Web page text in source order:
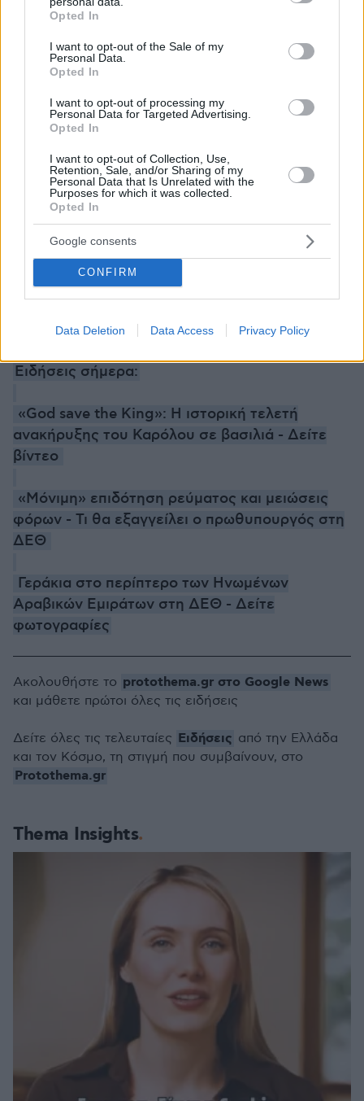
grant or deny consent to Google and its third-party tags to
use your data for below specified purposes in below Google
consent section.
Opted In
I want to opt-out of the Sale of my
Personal Data.
Opted In
I want to opt-out of processing my
Personal Data for Targeted Advertising.
Opted In
I want to opt-out of Collection, Use,
Retention, Sale, and/or Sharing of my
Personal Data that Is Unrelated with the
Purposes for which it was collected.
Opted In
Google consents
CONFIRM
Data Deletion Data Access Privacy Policy
Χρόνια μετά ο εκδιωχθείς Matlock μιλώντας για
πλέον επιδραστικά κομμάτια της rock μουσικής
τόνισε: «Το τραγούδι απλά έλεγε τα πράγματα
με το όνομα τους. Ποτέ δεν θέλαμε να
σοκάρουμε απλά θέλαμε να μιλήσουμε για μια
κατάσταση όπως τη βλέπαμε. Ο κόσμος το
βρήκε σοκαριστικό αλλά αυτό δεν επρόκειτο να
μας σταματήσει».
Ο Rotten έδωσε την δική του εκδοχή λέγοντας
ότι «δεν γράφεις το “God save the Queen”
επειδή μισείς την Αγγλική φυλή. Γράφεις ένα
τραγούδι σαν αυτό επειδή τους αγαπάς και
Ειδήσεις σήμερα:
«God save the King»: Η ιστορική τελετή
ανακήρυξης του Καρόλου σε βασιλιά - Δείτε
βίντεο
«Μόνιμη» επιδότηση ρεύματος και μειώσεις
φόρων - Τι θα εξαγγείλει ο πρωθυπουργός στη
ΔΕΘ
Γεράκια στο περίπτερο των Ηνωμένων
Αραβικών Εμιράτων στη ΔΕΘ - Δείτε
φωτογραφίες
Thema Insights
Ακολουθήστε το protothema.gr στο Google News
και μάθετε πρώτοι όλες τις ειδήσεις
Δείτε όλες τις τελευταίες Ειδήσεις από την Ελλάδα
και τον Κόσμο, τη στιγμή που συμβαίνουν, στο
Protothema.gr